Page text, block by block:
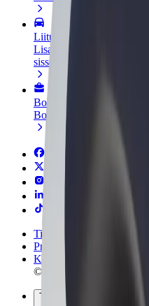
Liitu sõidukipargi
Lisa oma sõidukipark
sissetulekut
Bolt for Business
Bolti teenused sinu
Tingimused
Privaatsus
Küpsised
© 2026 Bolt Technology
Teenused